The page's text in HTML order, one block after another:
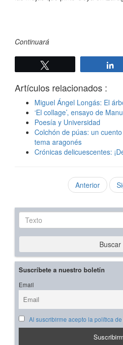
Continuará
Artículos relacionados :
Miguel Ángel Longás: El
‘El collage’, ensayo de
Poesía y Universidad
Colchón de púas: un
tema aragonés
Crónicas delicuescentes:
Anterior
Texto
Buscar
Suscríbete a nuestro boletín
Email
Al suscribirme acepto la política